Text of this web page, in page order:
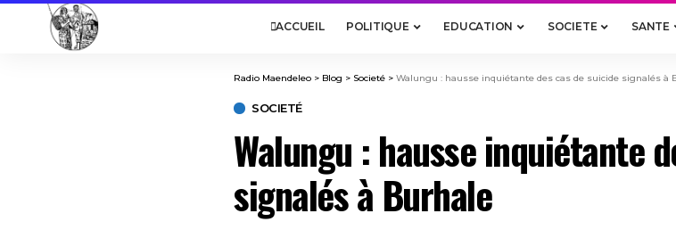
ACCUEIL POLITIQUE EDUCATION SOCIETE SANTE
Radio Maendeleo > Blog > Societé > Walungu : hausse inquiétante des cas de suicide signalés à
SOCIETÉ
Walungu : hausse inquiétante
signalés à Burhale